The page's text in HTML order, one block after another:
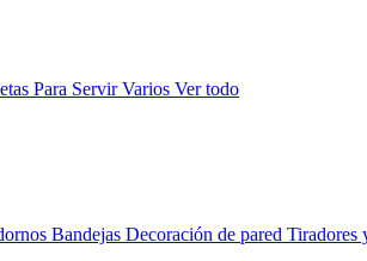
Para ServirVarios Ver todo
Bandejas Decoración de pared Tiradores